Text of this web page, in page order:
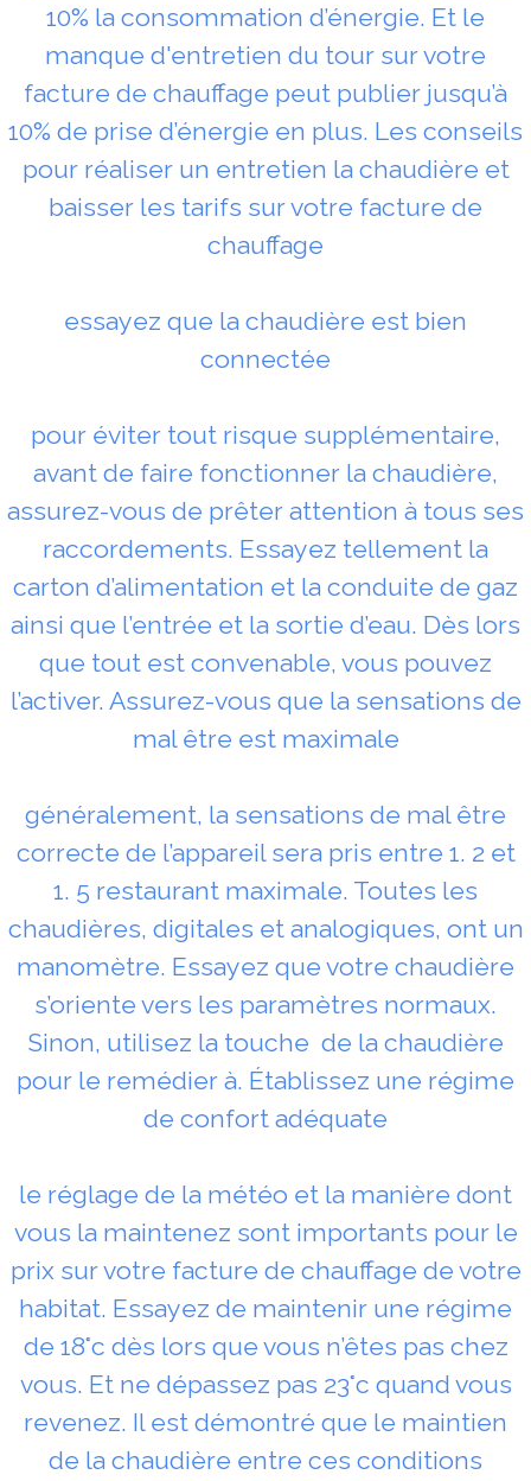
10% la consommation d’énergie. Et le
manque d'entretien du tour sur votre
facture de chauffage peut publier jusqu’à
10% de prise d’énergie en plus. Les conseils
pour réaliser un entretien la chaudière et
baisser les tarifs sur votre facture de
chauffage
essayez que la chaudière est bien
connectée
pour éviter tout risque supplémentaire,
avant de faire fonctionner la chaudière,
assurez-vous de prêter attention à tous ses
raccordements. Essayez tellement la
carton d’alimentation et la conduite de gaz
ainsi que l’entrée et la sortie d’eau. Dès lors
que tout est convenable, vous pouvez
l’activer. Assurez-vous que la sensations de
mal être est maximale
généralement, la sensations de mal être
correcte de l’appareil sera pris entre 1. 2 et
1. 5 restaurant maximale. Toutes les
chaudières, digitales et analogiques, ont un
manomètre. Essayez que votre chaudière
s’oriente vers les paramètres normaux.
Sinon, utilisez la touche de la chaudière
pour le remédier à. Établissez une régime
de confort adéquate
le réglage de la météo et la manière dont
vous la maintenez sont importants pour le
prix sur votre facture de chauffage de votre
habitat. Essayez de maintenir une régime
de 18°c dès lors que vous n’êtes pas chez
vous. Et ne dépassez pas 23°c quand vous
revenez. Il est démontré que le maintien
de la chaudière entre ces conditions